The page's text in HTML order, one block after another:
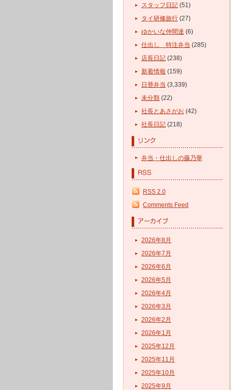
スタッフ日記 (51)
タイ研修旅行 (27)
ゆかいな仲間達 (6)
仕出し 特注弁当 (285)
店長日記 (238)
新着情報 (159)
日替弁当 (3,339)
未分類 (22)
社長とあさがお (42)
社長日記 (218)
弁当・仕出しの藤乃華
RSS 2.0
Comments Feed
2026年8月
2026年7月
2026年6月
2026年5月
2026年4月
2026年3月
2026年2月
2026年1月
2025年12月
2025年11月
2025年10月
2025年9月